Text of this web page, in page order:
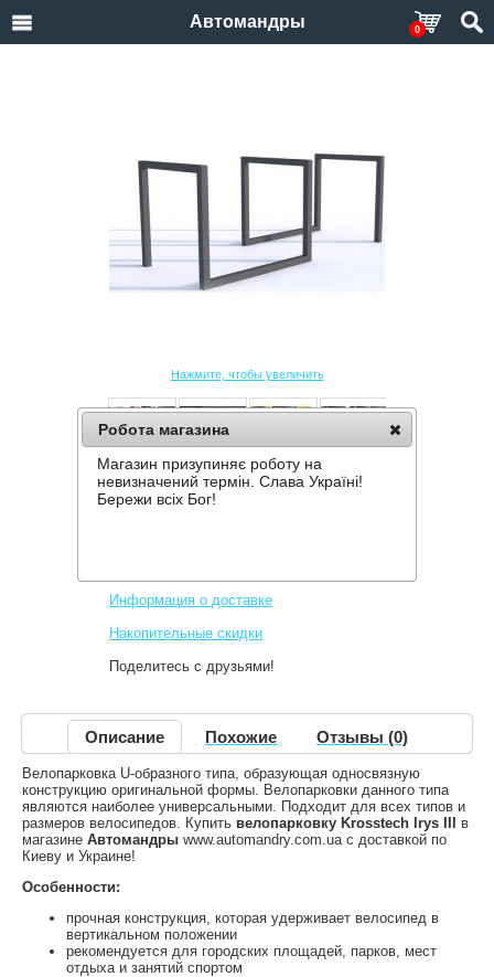
Автомандры 0
Нажмите, чтобы увеличить
ВЕЛОПАРКОВКА KROSSTECH IRYS III
Информация о доставке
Накопительные скидки
Поделитесь с друзьями!
Описание Похожие Отзывы (0)
Велопарковка U-образного типа, образующая односвязную
конструкцию оригинальной формы. Велопарковки данного типа
являются наиболее универсальными. Подходит для всех типов и
размеров велосипедов. Купить велопарковку Krosstech Irys III
в
магазине Автомандры www.automandry.com.ua с доставкой по
Киеву и Украине!
Особенности:
прочная конструкция, которая удерживает велосипед в
вертикальном положении
рекомендуется для городских площадей, парков, мест
отдыха и занятий спортом
Робота магазина
Магазин призупиняє роботу на
невизначений термін. Слава Україні!
Бережи всіх Бог!